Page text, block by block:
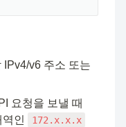
IPv4/v6 주소 또는
요청을 보낼 때
인
172.x.x.x